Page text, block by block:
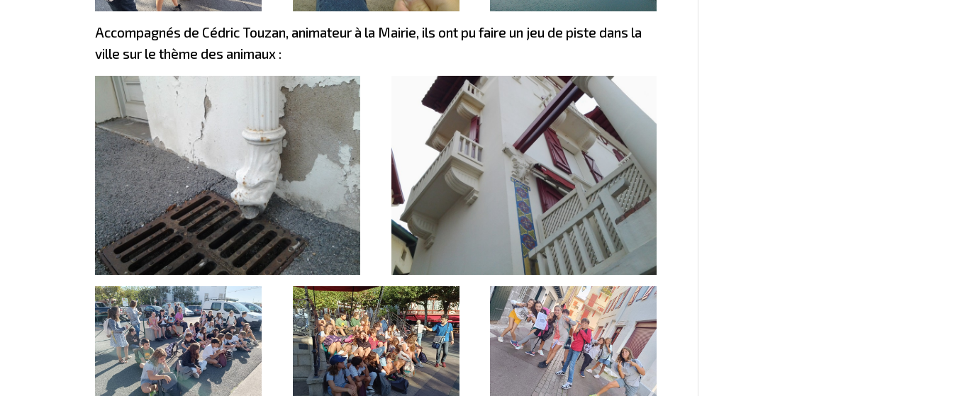
Accompagnés de Cédric Touzan, animateur à la Mairie, ils ont pu faire un jeu de piste dans la
ville sur le thème des animaux :